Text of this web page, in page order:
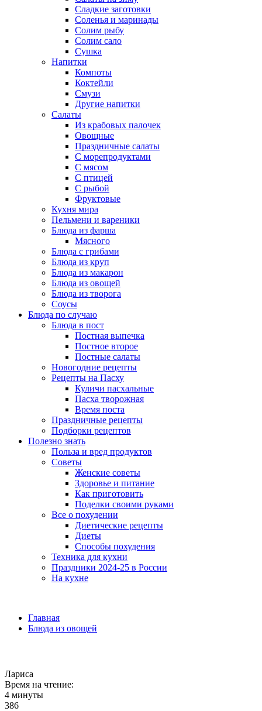
Сладкие заготовки
Соленья и маринады
Солим рыбу
Солим сало
Сушка
Напитки
Компоты
Коктейли
Смузи
Другие напитки
Салаты
Из крабовых палочек
Овощные
Праздничные салаты
С морепродуктами
С мясом
С птицей
С рыбой
Фруктовые
Кухня мира
Пельмени и вареники
Блюда из фарша
Мясного
Блюда с грибами
Блюда из круп
Блюда из макарон
Блюда из овощей
Блюда из творога
Соусы
Блюда по случаю
Блюда в пост
Постная выпечка
Постное второе
Постные салаты
Новогодние рецепты
Рецепты на Пасху
Куличи пасхальные
Пасха творожная
Время поста
Праздничные рецепты
Подборки рецептов
Полезно знать
Польза и вред продуктов
Советы
Женские советы
Здоровье и питание
Как приготовить
Поделки своими руками
Все о похудении
Диетические рецепты
Диеты
Способы похудения
Техника для кухни
Праздники 2024-25 в России
На кухне
Главная
Блюда из овощей
Лариса
Время на чтение:
4 минуты
386